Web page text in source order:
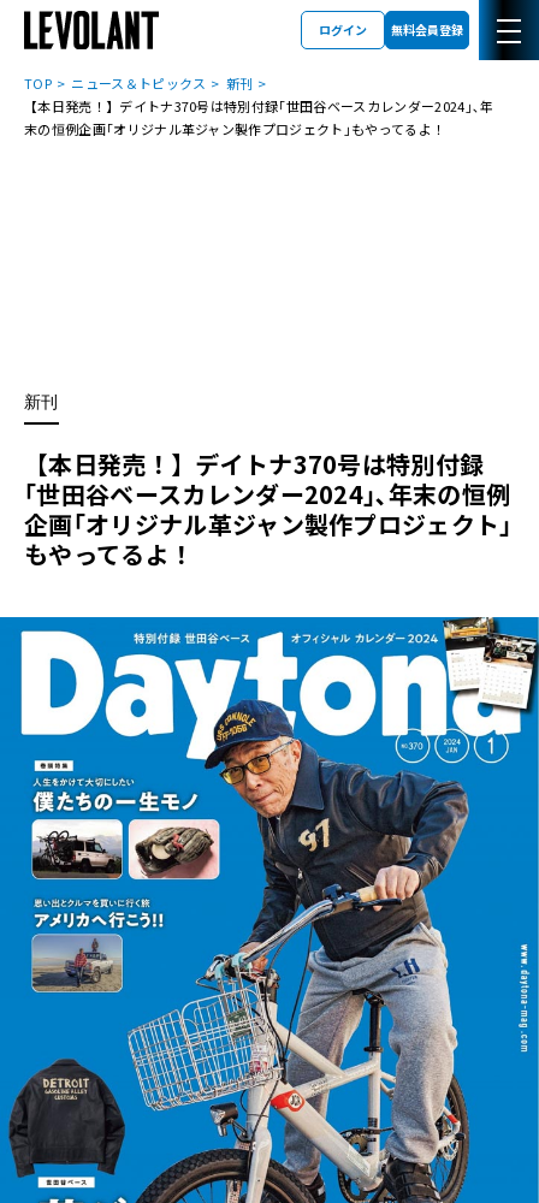
ログイン 無料会員登録
TOP ニュース＆トピックス
新刊
【本日発売！】デイトナ370号は特別付録｢世田谷ベースカレンダー2024｣､年
末の恒例企画｢オリジナル革ジャン製作プロジェクト｣もやってるよ！
新刊
【本日発売！】デイトナ370号は特別付録
｢世田谷ベースカレンダー2024｣､年末の恒例
企画｢オリジナル革ジャン製作プロジェクト｣
もやってるよ！